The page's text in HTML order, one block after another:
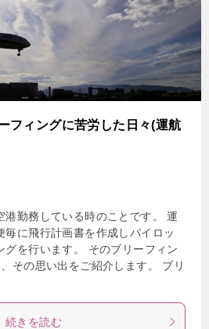
フィングに苦労した日々(運航
港勤務している時のことです。 運
毎に飛行計画書を作成しパイロッ
グを行います。 そのブリーフィン
その思い出をご紹介します。 ブリ
続きを読む